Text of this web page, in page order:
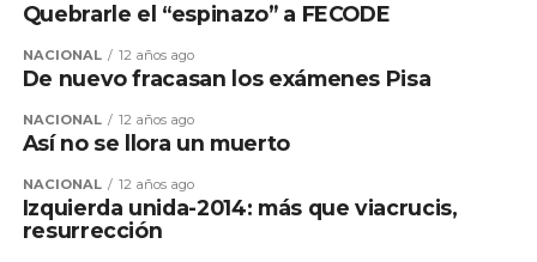
Quebrarle el “espinazo” a FECODE
NACIONAL 12 años ago
De nuevo fracasan los exámenes Pisa
NACIONAL 12 años ago
Así no se llora un muerto
NACIONAL 12 años ago
Izquierda unida-2014: más que viacrucis,
resurrección